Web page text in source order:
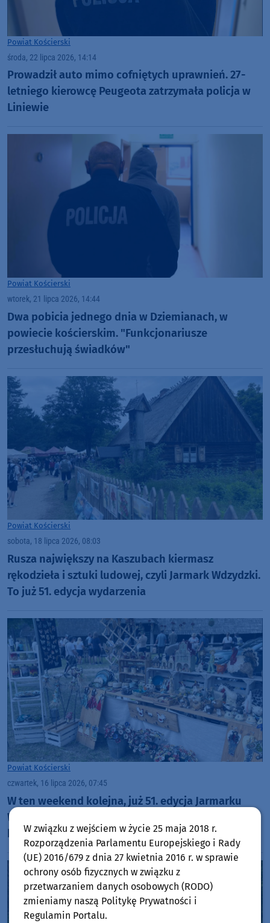
Powiat Kościerski
środa, 22 lipca 2026, 14:14
Prowadził auto mimo cofniętych uprawnień. 27-
letniego kierowcę Peugeota zatrzymała policja w
Liniewie
Powiat Kościerski
wtorek, 21 lipca 2026, 14:44
Dwa pobicia jednego dnia w Dziemianach, w
powiecie kościerskim. "Funkcjonariusze
przesłuchują świadków"
Powiat Kościerski
sobota, 18 lipca 2026, 08:03
Rusza największy na Kaszubach kiermasz
rękodzieła i sztuki ludowej, czyli Jarmark Wdzydzki.
To już 51. edycja wydarzenia
Powiat Kościerski
czwartek, 16 lipca 2026, 07:45
W ten weekend kolejna, już 51. edycja Jarmarku
Wdzydzkiego. "To największy na Kaszubach
kiermasz rękodzieła i sztuki ludowej"
W związku z wejściem w życie 25 maja 2018 r.
Rozporządzenia Parlamentu Europejskiego i Rady
(UE) 2016/679 z dnia 27 kwietnia 2016 r. w sprawie
ochrony osób fizycznych w związku z
przetwarzaniem danych osobowych (RODO)
zmieniamy naszą Politykę Prywatności i
Regulamin Portalu.